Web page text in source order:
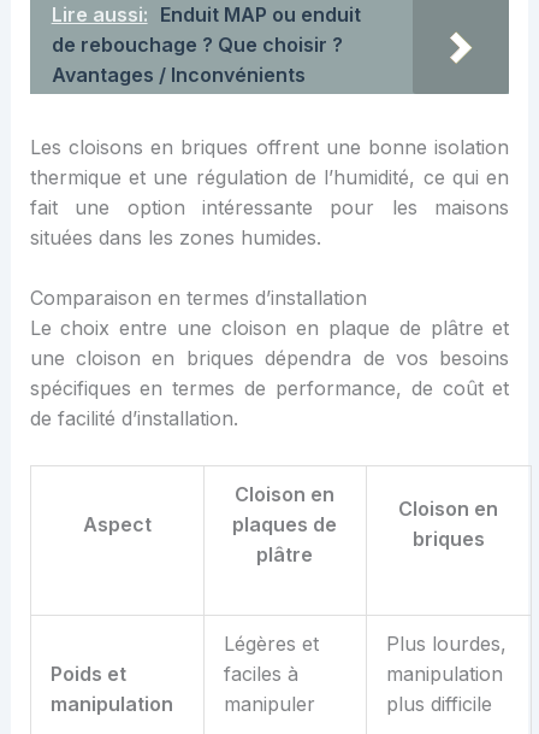
Lire aussi: Enduit MAP ou enduit
de rebouchage ? Que choisir ?
Avantages / Inconvénients
Les cloisons en briques offrent une bonne isolation
thermique et une régulation de l’humidité, ce qui en
fait une option intéressante pour les maisons
situées dans les zones humides.
Comparaison en termes d’installation
Le choix entre une cloison en plaque de plâtre et
une cloison en briques dépendra de vos besoins
spécifiques en termes de performance, de coût et
de facilité d’installation.
Aspect
Cloison en
plaques de
plâtre
Cloison en
briques
Poids et
manipulation
Légères et
faciles à
manipuler
Plus lourdes,
manipulation
plus difficile